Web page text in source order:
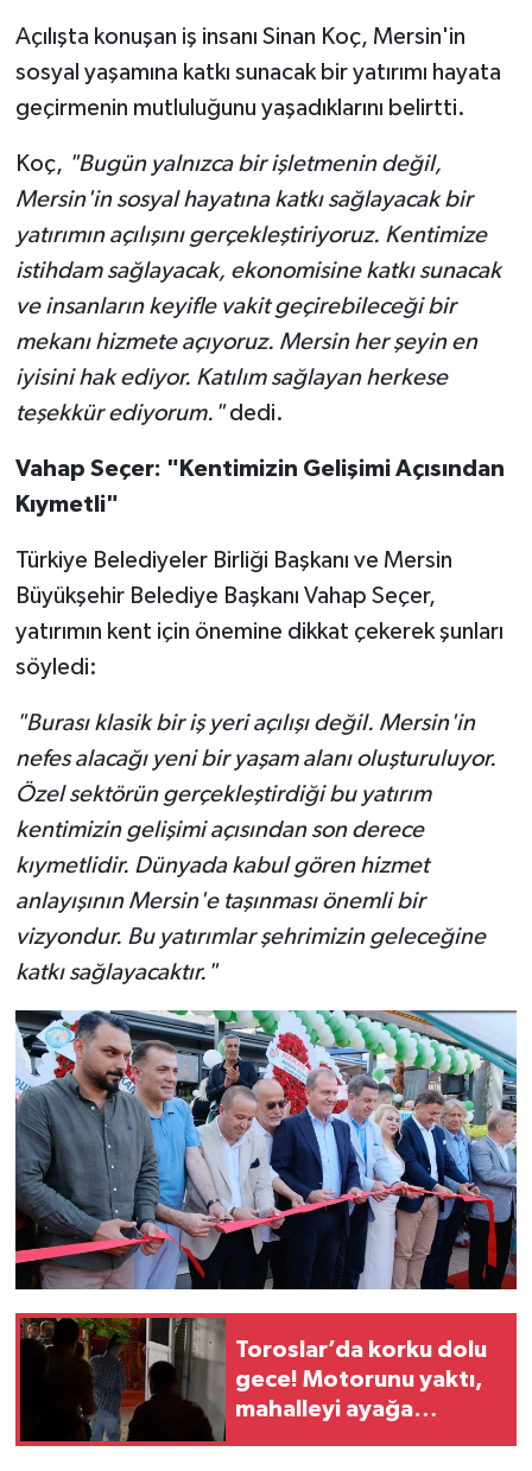
Açılışta konuşan iş insanı Sinan Koç, Mersin'in
sosyal yaşamına katkı sunacak bir yatırımı hayata
geçirmenin mutluluğunu yaşadıklarını belirtti.
Koç, "Bugün yalnızca bir işletmenin değil,
Mersin'in sosyal hayatına katkı sağlayacak bir
yatırımın açılışını gerçekleştiriyoruz. Kentimize
istihdam sağlayacak, ekonomisine katkı sunacak
ve insanların keyifle vakit geçirebileceği bir
mekanı hizmete açıyoruz. Mersin her şeyin en
iyisini hak ediyor. Katılım sağlayan herkese
teşekkür ediyorum."dedi.
Vahap Seçer: "Kentimizin Gelişimi Açısından
Kıymetli"
Türkiye Belediyeler Birliği Başkanı ve Mersin
Büyükşehir Belediye Başkanı Vahap Seçer,
yatırımın kent için önemine dikkat çekerek şunları
söyledi:
"Burası klasik bir iş yeri açılışı değil. Mersin'in
nefes alacağı yeni bir yaşam alanı oluşturuluyor.
Özel sektörün gerçekleştirdiği bu yatırım
kentimizin gelişimi açısından son derece
kıymetlidir. Dünyada kabul gören hizmet
anlayışının Mersin'e taşınması önemli bir
vizyondur. Bu yatırımlar şehrimizin geleceğine
katkı sağlayacaktır."
Toroslar’da korku dolu
gece! Motorunu yaktı,
mahalleyi ayağa